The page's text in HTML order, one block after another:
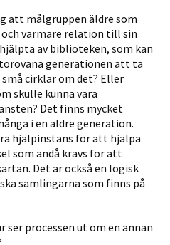
att målgruppen äldre som
varmare relation till sin
av biblioteken, som kan
generationen att ta
cirklar om det? Eller
skulle kunna vara
Det finns mycket
i en äldre generation.
hjälpinstans för att hjälpa
som ändå krävs för att
Det är också en logisk
samlingarna som finns på
ser processen ut om en annan